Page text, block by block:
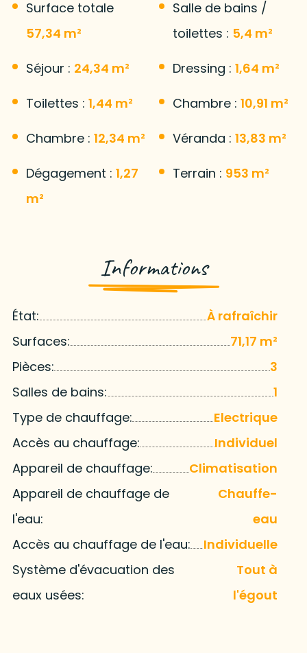
Surface totale
57,34 m²
Séjour : 24,34 m²
Toilettes : 1,44 m²
Chambre : 12,34 m²
Dégagement : 1,27
m²
Salle de bains /
toilettes : 5,4 m²
Dressing : 1,64 m²
Chambre : 10,91 m²
Véranda : 13,83 m²
Terrain : 953 m²
Informations
État:
À rafraîchir
Surfaces:
71,17 m²
Pièces:
3
Salles de bains:
1
Type de chauffage:
Electrique
Accès au chauffage:
Individuel
Appareil de chauffage:
Climatisation
Appareil de chauffage de
l'eau:
Chauffe-
eau
Accès au chauffage de l'eau:
Individuelle
Système d'évacuation des
eaux usées:
Tout à
l'égout